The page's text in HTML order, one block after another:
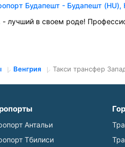
Будапешт - Будапешт (HU),
- лучший в своем роде!
Венгрия Такси трансфер
Антальи
Тбилиси